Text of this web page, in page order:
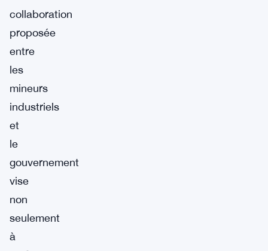
collaboration
proposée
entre
les
mineurs
industriels
et
le
gouvernement
vise
non
seulement
à